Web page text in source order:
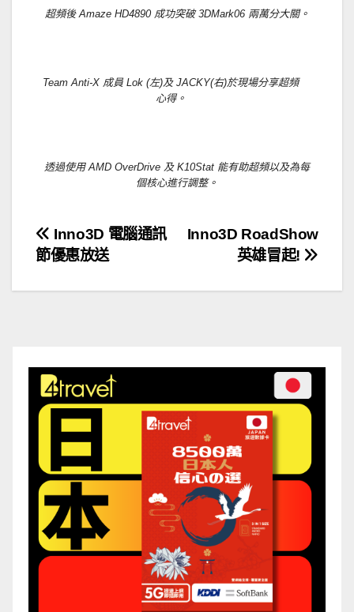
超頻後 Amaze HD4890 成功突破 3DMark06 兩萬分大關。
Team Anti-X 成員 Lok (左)及 JACKY(右)於現場分享超頻
心得。
透過使用 AMD OverDrive 及 K10Stat 能有助超頻以及為每
個核心進行調整。
文
章
Inno3D RoadShow
英雄冒起!
Inno3D 電腦通訊
節優惠放送